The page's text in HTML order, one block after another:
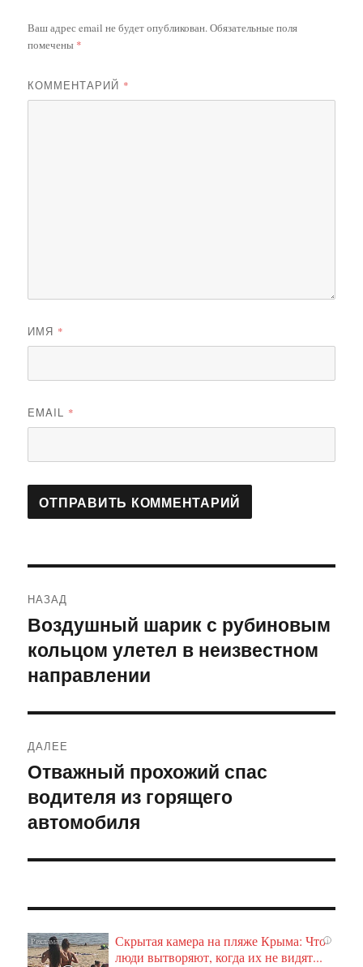
Ваш адрес email не будет опубликован.Обязательные поля
помечены *
КОММЕНТАРИЙ *
ИМЯ *
EMAIL *
по
записям
НАЗАД
Предыдущая
запись:
Воздушный шарик с рубиновым
кольцом улетел в неизвестном
направлении
ДАЛЕЕ
Следующая
запись:
Отважный прохожий спас
водителя из горящего
автомобиля
i
Скрытая камера на пляже Крыма: Что
люди вытворяют, когда их не видят...